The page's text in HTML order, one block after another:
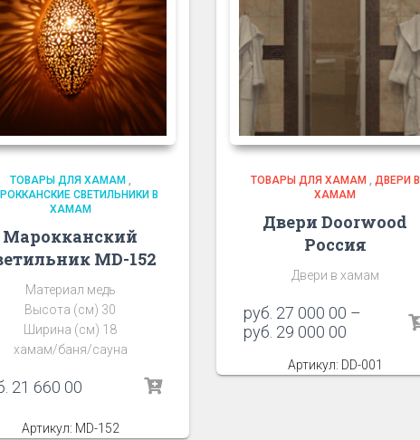
ТОВАРЫ ДЛЯ ХАМАМ,
СВЕТИЛЬНИКИ В
ХАМАМ
Марокканский
MD-152
Материал медь
Высота (см) 30
Ширина (см) 18
хамам/баня/сауна
21 660 00
Артикул: MD-152
ТОВАРЫ ДЛЯ ХАМАМ
ДВЕРИ В
ХАМАМ
Двери Doorwood
Россия
Двери в хамам
руб. 27 000 00 –
руб. 29 000 00
Артикул: DD-001